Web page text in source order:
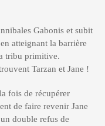
Gabonis et subit
atteignant la barrière
tribu primitive.
Tarzan et Jane !
fois de récupérer
de faire revenir Jane
double refus de